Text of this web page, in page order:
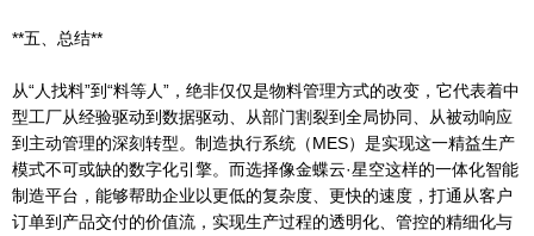
**五、总结**
从“人找料”到“料等人”，绝非仅仅是物料管理方式的改变，它代表着中
型工厂从经验驱动到数据驱动、从部门割裂到全局协同、从被动响应
到主动管理的深刻转型。制造执行系统（MES）是实现这一精益生产
模式不可或缺的数字化引擎。而选择像金蝶云·星空这样的一体化智能
制造平台，能够帮助企业以更低的复杂度、更快的速度，打通从客户
订单到产品交付的价值流，实现生产过程的透明化、管控的精细化与